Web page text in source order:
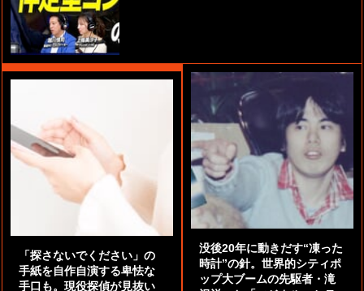
「探さないでください」の
手紙を自作自演する卑怯な
手口も。現役探偵が見抜い
没後20年に動きだす“凍った
時計”の針。世界的シティポ
ップ大ブームの先駆者・滝